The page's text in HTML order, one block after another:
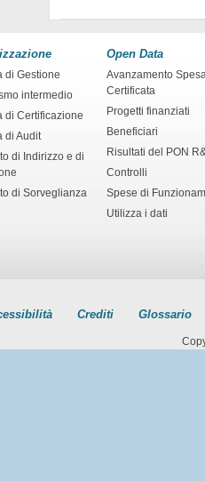
di Gestione
intermedio
di Certificazione
di Audit
di Indirizzo e di
di Sorveglianza
Open Data
Avanzamento
Certificata
Progetti finanziati
Beneficiari
Risultati del PON
Controlli
Spese di
Utilizza i dati
Crediti Glossario